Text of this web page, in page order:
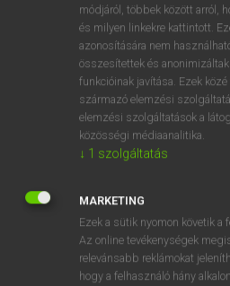
VAN
Van előfizetésem a teljes
NINCS
Nincs regisztrációm és
díjmentes próbaverziójának
módjáról, többek között arról,
és milyen linkekre kattintott.
azonosítására nem
összesítettek és
funkcióinak javítása. Ezek
származó elemzési
elemzési szolgáltatások a
közösségi médiaanalitika.
↓ 1 szolgáltatás
MARKETING
Ezek a sütik nyomon követik a
Az online tevékenységek
relevánsabb reklámokat
hogy a felhasználó hány